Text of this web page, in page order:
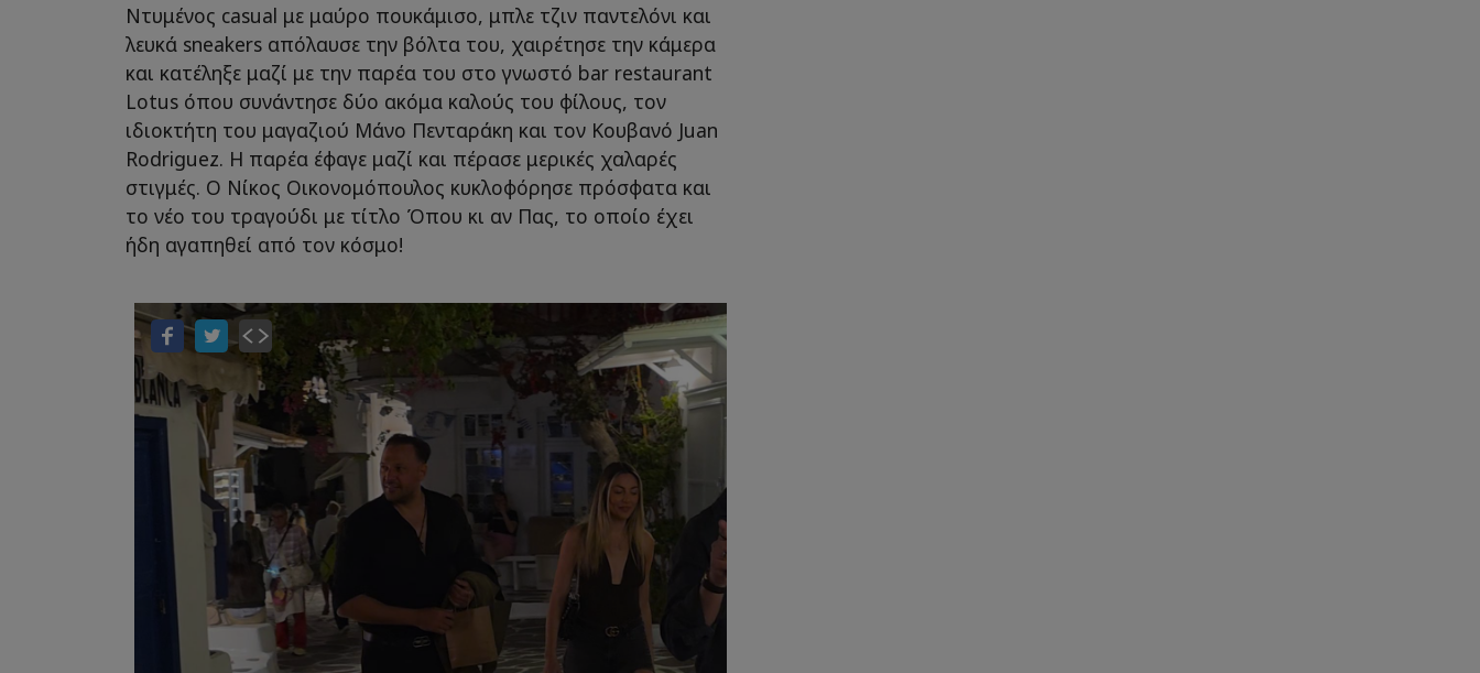
Ντυμένος casual με μαύρο πουκάμισο, μπλε τζιν παντελόνι και
λευκά sneakers απόλαυσε την βόλτα του, χαιρέτησε την κάμερα
και κατέληξε μαζί με την παρέα του στο γνωστό bar restaurant
Lotus όπου συνάντησε δύο ακόμα καλούς του φίλους, τον
ιδιοκτήτη του μαγαζιού Μάνο Πενταράκη και τον Κουβανό Juan
Rodriguez. Η παρέα έφαγε μαζί και πέρασε μερικές χαλαρές
στιγμές. Ο Νίκος Οικονομόπουλος κυκλοφόρησε πρόσφατα και
το νέο του τραγούδι με τίτλο Όπου κι αν Πας, το οποίο έχει
ήδη αγαπηθεί από τον κόσμο!